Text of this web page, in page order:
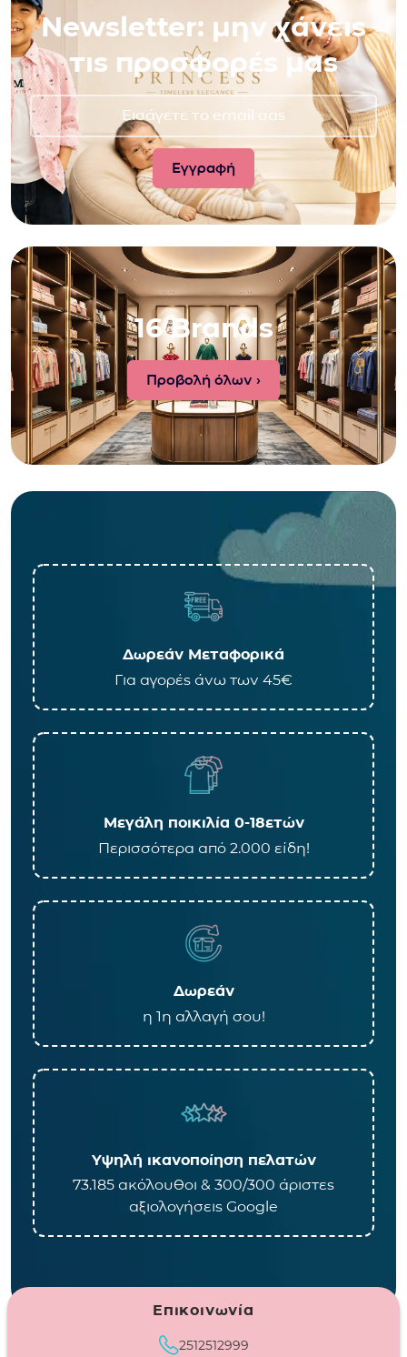
Newsletter: μην χάνεις
τις προσφορές μας
16 Brands
Προβολή όλων ›
Δωρεάν Μεταφορικά
Για αγορές άνω των 45€
Μεγάλη ποικιλία 0-18ετών
Περισσότερα από 2.000 είδη!
Δωρεάν
η 1η αλλαγή σου!
Υψηλή ικανοποίηση πελατών
73.185 ακόλουθοι & 300/300 άριστες
αξιολογήσεις Google
Επικοινωνία
2512512999